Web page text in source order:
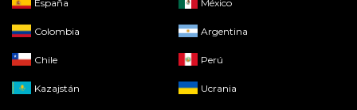
España México
Colombia Argentina
Chile Perú
Kazajstán Ucrania